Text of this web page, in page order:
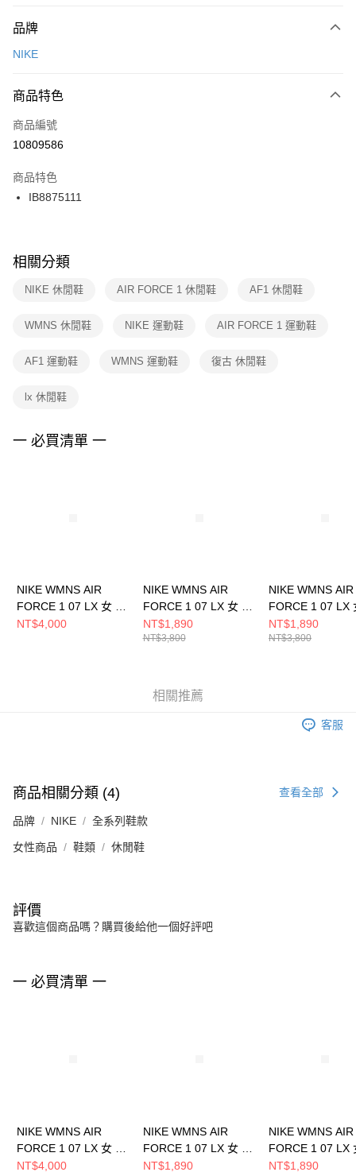
台灣樂天信用卡公司
【關於「AFTEE先享後付」】
便利好安心！
３．安心：先確認商品／服務後，再付款。
【「AFTEE先享後付」結帳流程】
１．於結帳方式選擇「AFTEE先享後付」後，將跳轉至「AFTEE先享後付」
２．訂單成立數日內，您將收到繳費通知簡訊。
３．收到繳費通知簡訊後14天內，點擊此簡訊中的連結，可透過四大超商／
ATM／網路銀行／等多元方式進行付款，方視為交易完成。
※ 交易是否成功請以「AFTEE先享後付 」之結帳頁面顯示為準，若有關於
是否繳費成功／繳費後需取消欲退款等相關疑問，請聯繫「AFTEE先享後付
客戶支援中心」
https://netprotections.freshdesk.com/support/home
１．透過由恩沛科技股份有限公司提供之「AFTEE先享後付」服務完成之交
權轉讓予恩沛科技股份有限公司。
３．未成年的使用者請事先徵得法定代理人或監護人之同意方可使用
４．使用「AFTEE先享後付」時，將依據個別帳號之用戶狀況，依本公司即
運送方式
每筆NT$100，滿NT$1,500(含以上)免運費
宅配
每筆NT$100，滿NT$1,500(含以上)免運費
品牌
NIKE
商品特色
商品編號
10809586
商品特色
IB8875111
相關分類
NIKE 休閒鞋 AIR FORCE 1 休閒鞋 AF1 休閒鞋
WMNS 休閒鞋 NIKE 運動鞋 AIR FORCE 1 運動鞋
AF1 運動鞋 WMNS 運動鞋 復古 休閒鞋
lx 休閒鞋
一 必買清單 一
NIKE WMNS AIR
FORCE 1 07 LX 女 休
閒鞋 IO7595211
NT$4,000
NIKE WMNS AIR
FORCE 1 07 LX 女 休
閒鞋 DQ5079001
NT$1,890
NT$3,800
NIKE WMNS AIR
FORCE 1 07 LX
閒鞋 HF5719139
NT$1,890
NT$3,800
相關推薦
客服
商品相關分類 (4) 查看全部
品牌 NIKE 全系列鞋款
女性商品 鞋類 休閒鞋
評價
喜歡這個商品嗎？購買後給他一個好評吧
一 必買清單 一
NIKE WMNS AIR
FORCE 1 07 LX 女 休
閒鞋 IO7595211
NT$4,000
NIKE WMNS AIR
FORCE 1 07 LX 女 休
閒鞋 DQ5079001
NT$1,890
NIKE WMNS AIR
FORCE 1 07 LX
閒鞋 HF5719139
NT$1,890